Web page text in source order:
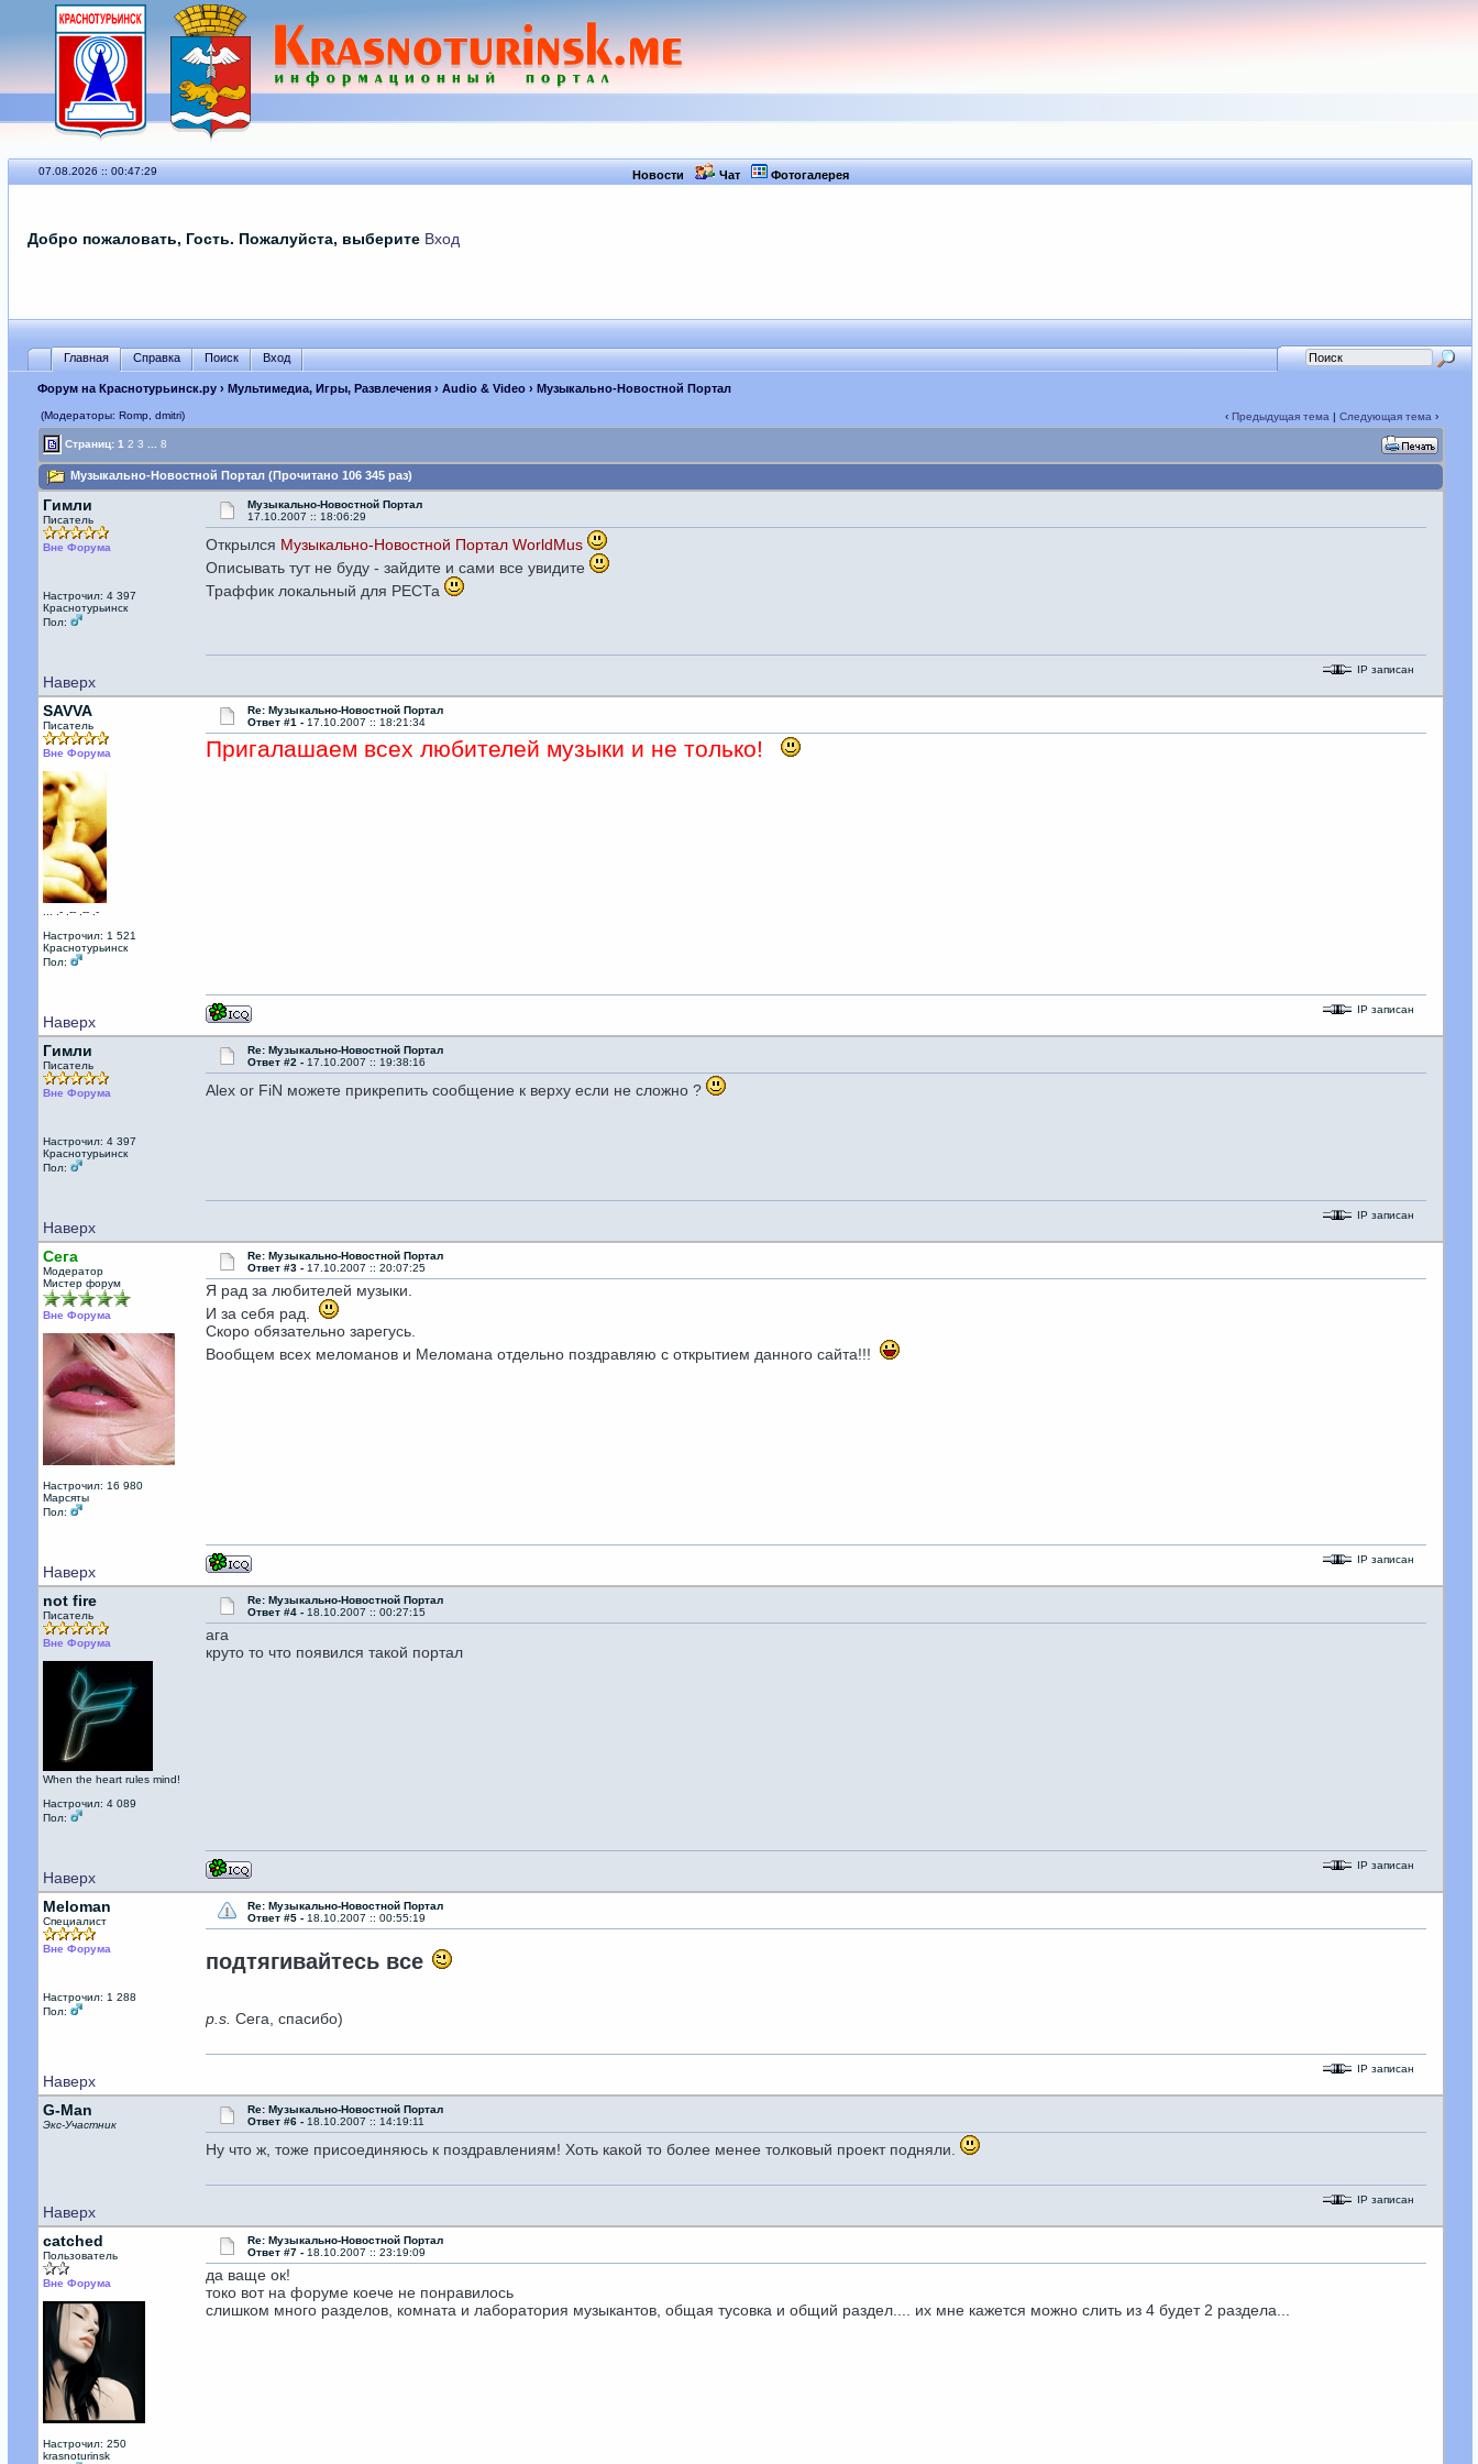
07.08.2026 :: 00:47:29 Новости Чат Фотогалерея
Добро пожаловать, Гость. Пожалуйста, выберите Вход
Главная Справка Поиск Вход
Форум на Краснотурьинск.ру› Мультимедиа, Игры, Развлечения› Audio & Video› Музыкально-Новостной Портал
(Модераторы: Romp, dmitri) ‹Предыдущая тема |Следующая тема ›
Страниц:1 2 3 8
Музыкально-Новостной Портал (Прочитано 106 345 раз)
Гимли
Писатель
Вне Форума
Настрочил: 4 397
Краснотурьинск
Пол:
Музыкально-Новостной Портал
17.10.2007 :: 18:06:29
Открылся Музыкально-Новостной Портал WorldMus
Описывать тут не буду - зайдите и сами все увидите
Траффик локальный для РЕСТа
Наверх
IP записан
SAVVA
Писатель
Вне Форума
... .- .-- .-- .-
Настрочил: 1 521
Краснотурьинск
Пол:
Re: Музыкально-Новостной Портал
Ответ #1 - 17.10.2007 :: 18:21:34
Пригалашаем всех любителей музыки и не только!
Наверх
IP записан
Гимли
Писатель
Вне Форума
Настрочил: 4 397
Краснотурьинск
Пол:
Re: Музыкально-Новостной Портал
Ответ #2 - 17.10.2007 :: 19:38:16
Alex or FiN можете прикрепить сообщение к верху если не сложно ?
Наверх
IP записан
Сега
Модератор
Мистер форум
Вне Форума
Настрочил: 16 980
Марсяты
Пол:
Re: Музыкально-Новостной Портал
Ответ #3 - 17.10.2007 :: 20:07:25
Я рад за любителей музыки.
И за себя рад.
Скоро обязательно зарегусь.
Вообщем всех меломанов и Меломана отдельно поздравляю с открытием данного сайта!!!
Наверх
IP записан
not fire
Писатель
Вне Форума
When the heart rules mind!
Настрочил: 4 089
Пол:
Re: Музыкально-Новостной Портал
Ответ #4 - 18.10.2007 :: 00:27:15
ага
круто то что появился такой портал
Наверх
IP записан
Meloman
Специалист
Вне Форума
Настрочил: 1 288
Пол:
Re: Музыкально-Новостной Портал
Ответ #5 - 18.10.2007 :: 00:55:19
подтягивайтесь все
p.s. Сега, спасибо)
Наверх
IP записан
G-Man
Экс-Участник
Re: Музыкально-Новостной Портал
Ответ #6 - 18.10.2007 :: 14:19:11
Ну что ж, тоже присоединяюсь к поздравлениям! Хоть какой то более менее толковый проект подняли.
Наверх
IP записан
catched
Пользователь
Вне Форума
Настрочил: 250
krasnoturinsk
Re: Музыкально-Новостной Портал
Ответ #7 - 18.10.2007 :: 23:19:09
да ваще ок!
токо вот на форуме коече не понравилось
слишком много разделов, комната и лаборатория музыкантов, общая тусовка и общий раздел.... их мне кажется можно слить из 4 будет 2 раздела...